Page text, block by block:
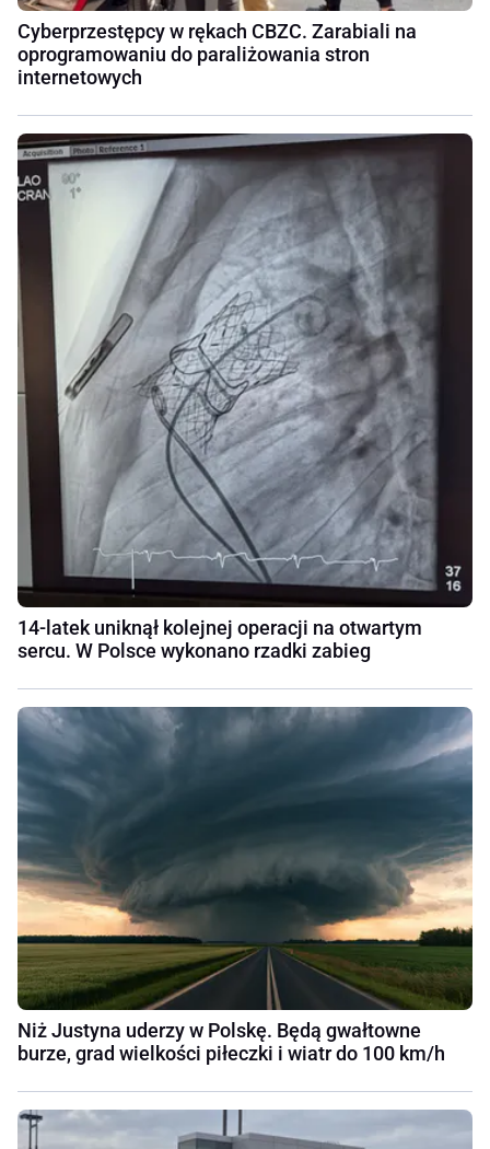
Cyberprzestępcy w rękach CBZC. Zarabiali na
oprogramowaniu do paraliżowania stron
internetowych
14-latek uniknął kolejnej operacji na otwartym
sercu. W Polsce wykonano rzadki zabieg
Niż Justyna uderzy w Polskę. Będą gwałtowne
burze, grad wielkości piłeczki i wiatr do 100 km/h